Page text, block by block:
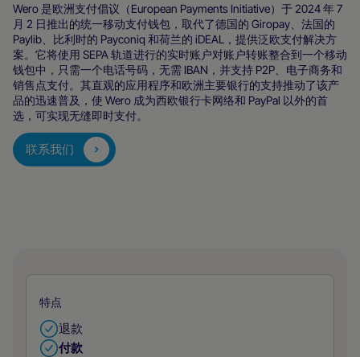
Wero 是欧洲支付倡议（European Payments Initiative）于 2024 年 7
月 2 日推出的统一移动支付钱包，取代了德国的 Giropay、法国的
Paylib、比利时的 Payconiq 和荷兰的 iDEAL，提供泛欧支付解决方
案。它将使用 SEPA 轨道进行的实时账户对账户转账整合到一个移动
钱包中，只需一个电话号码，无需 IBAN，并支持 P2P、电子商务和
销售点支付。其直观的应用程序和欧洲主要银行的支持推动了该产
品的迅速普及，使 Wero 成为西欧银行卡网络和 PayPal 以外的首
选，可实现无缝即时支付。
联系我们
特点
退款
付款